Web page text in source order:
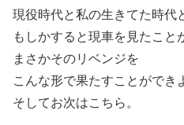
現役時代と私の生きてた時代
もしかすると現車を見たこと
まさかそのリベンジを
こんな形で果たすことができ
そしてお次はこちら。